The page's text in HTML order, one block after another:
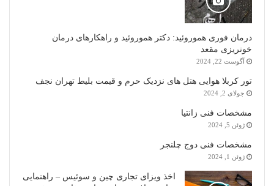
درمان فوری هموروئید: دکتر هموروئید و راهکارهای درمان
خونریزی مقعد
آگوست 22, 2024
تور کربلا هوایی هتل های نزدیک حرم و قیمت بلیط تهران نجف
جولای 2, 2024
مشخصات فنی زانتیا
ژوئن 5, 2024
مشخصات فنی دوج چلنجر
ژوئن 1, 2024
اخذ ویزای تجاری چین و سوئیس – راهنمایی